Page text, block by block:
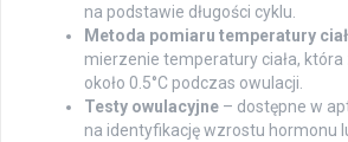
na podstawie długości cyklu.
Metoda pomiaru temperatury
mierzenie temperatury ciała,
około 0.5°C podczas owulacji.
Testy owulacyjne – dostępne w
na identyfikację wzrostu hormonu